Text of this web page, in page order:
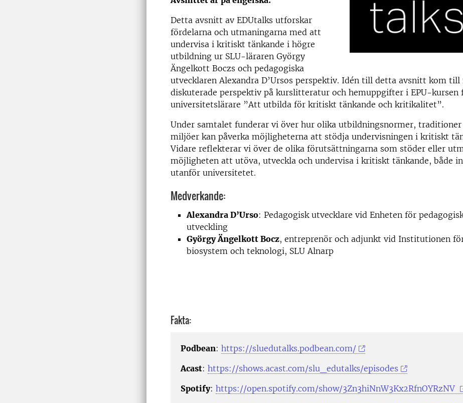
Detta avsnitt av EDUtalks utforskar
fördelarna och utmaningarna med att
undervisa i kritiskt tänkande i högre
utbildning ur SLU-läraren György
Ängelkott Boczs och pedagogiska
utvecklaren Alexandra D’Ursos perspektiv. Idén till detta avsnitt kom till
diskuterade perspektiv på kurslitteratur och hemuppgifter i EPU-kursen
universitetslärare ”Att utbilda för kritiskt tänkande och kritikalitet”.
Under samtalet funderar vi över hur olika utbildningsnormer, traditioner
miljöer kan påverka möjligheterna att stödja undervisningen i kritiskt
Vidare reflekterar vi över de olika förutsättningarna som stöder eller
möjligheten att utöva, utveckla och undervisa i kritiskt tänkande, både
utanför universitetet.
Medverkande:
Alexandra D’Urso: Pedagogisk utvecklare vid Enheten för
utveckling
György Ängelkott Bocz, entreprenör och adjunkt vid Institutionen
biosystem och teknologi, SLU Alnarp
Fakta:
Podbean: https://sluedutalks.podbean.com/
Acast: https://shows.acast.com/slu_edutalks/episodes
Spotify: https://open.spotify.com/show/3Zn3hiNnW3Kx2RfnOYRzNV